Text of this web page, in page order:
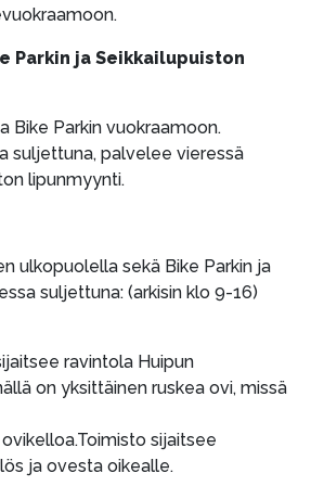
Parkin ja Seikkailupuiston
Bike Parkin vuokraamoon.
suljettuna, palvelee vieressä
lipunmyynti.
ulkopuolella sekä Bike Parkin ja
suljettuna: (arkisin klo 9-16)
ravintola Huipun
on yksittäinen ruskea ovi, missä
sijaitsee
ja ovesta oikealle.